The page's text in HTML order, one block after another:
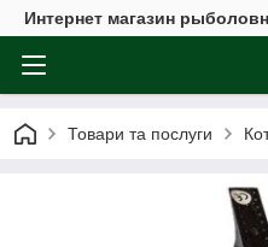
Интернет магазин
Товари та послуги